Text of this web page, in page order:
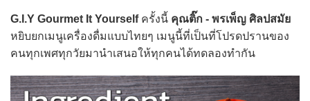
G.I.Y Gourmet It Yourselfครั้งนี้ คุณติ๊ก - พรเพ็ญ ศิลปสมัย
หยิบยกเมนูเครื่องดื่มแบบไทยๆ เมนูนี้ที่เป็นที่โปรดปรานของ
คนทุกเพศทุกวัยมานำเสนอให้ทุกคนได้ทดลองทำกัน